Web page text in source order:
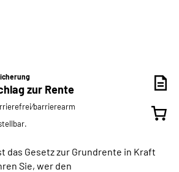
zur Rente
das Gesetz zur Grundrente in Kraft
Sie, wer den